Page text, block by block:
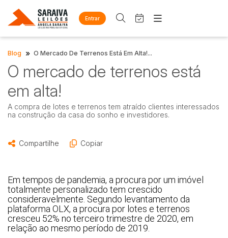
Entrar
Criar conta
Site
Agenda
Quem Somos
Contato
Busca por categoria
Arma/Segurança
Mobiliário
Eletros/eletrônicos
Eletrodoméstico
Equipamentos
Industrial
Categoria
Judiciais Extrajudiciais
Faixa de valor
R$ até R$
Quem Somos
Eventos
Fale Conosco
Blog » O Mercado De Terrenos Está Em Alta!...
O mercado de terrenos está
em alta!
A compra de lotes e terrenos tem atraído clientes interessados
na construção da casa do sonho e investidores.
Compartilhe Copiar
Em tempos de pandemia, a procura por um imóvel
totalmente personalizado tem crescido
consideravelmente. Segundo levantamento da
plataforma OLX, a procura por lotes e terrenos
cresceu 52% no terceiro trimestre de 2020, em
relação ao mesmo período de 2019.